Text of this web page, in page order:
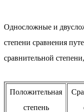
Односложные и
степени сравнения
сравнительной степени,
Положительная
степень